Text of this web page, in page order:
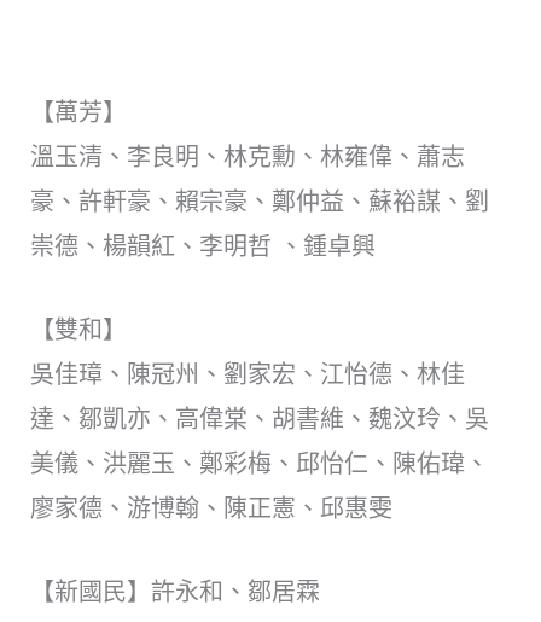
【萬芳】
溫玉清、李良明、林克勳、林雍偉、蕭志
豪、許軒豪、賴宗豪、鄭仲益、蘇裕謀、劉
崇德、楊韻紅、李明哲 、鍾卓興
【雙和】
吳佳璋、陳冠州、劉家宏、江怡德、林佳
達、鄒凱亦、高偉棠、胡書維、魏汶玲、吳
美儀、洪麗玉、鄭彩梅、邱怡仁、陳佑瑋、
廖家德、游博翰、陳正憲、邱惠雯
【新國民】許永和、鄒居霖